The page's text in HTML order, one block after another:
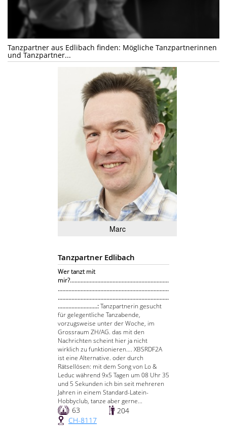
Tanzpartner aus Edlibach finden: Mögliche Tanzpartnerinnen
und Tanzpartner...
Marc
Tanzpartner Edlibach
Wer tanzt mit
mir?.................................................................
.........................................................................
.........................................................................
..........................:Tanzpartnerin gesucht
für gelegentliche Tanzabende,
vorzugsweise unter der Woche, im
Grossraum ZH/AG. das mit den
Nachrichten scheint hier ja nicht
wirklich zu funktionieren…. XBSRDF2A
ist eine Alternative. oder durch
Rätsellösen: mit dem Song von Lo &
Leduc während 9x5 Tagen um 08 Uhr 35
und 5 Sekunden ich bin seit mehreren
Jahren in einem Standard-Latein-
Hobbyclub, tanze aber gerne...
63
204
CH-8117